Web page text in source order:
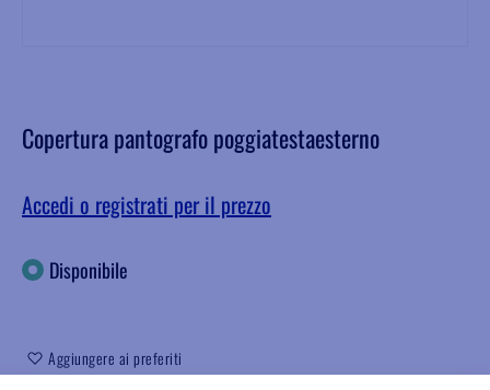
Copertura pantografo poggiatestaesterno
Accedi o registrati per il prezzo
Disponibile
Aggiungere ai preferiti